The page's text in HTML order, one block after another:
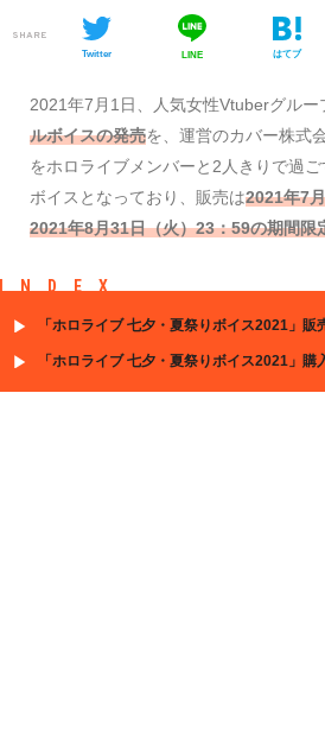
SHARE
Twitter LINE はてブ
2021年7月1日、人気女性Vtuberグルー
ルボイスの発売を、運営のカバー株式
をホロライブメンバーと2人きりで過
ボイスとなっており、販売は2021年7
2021年8月31日（火）23：59の期間限
INDEX
「ホロライブ 七夕・夏祭りボイス2021」販
「ホロライブ 七夕・夏祭りボイス2021」購